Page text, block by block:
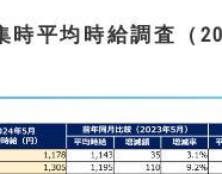
時平均時給調査（